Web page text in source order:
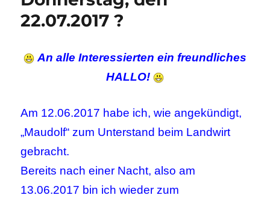
22.07.2017 ?
An alle Interessierten ein freundliches
HALLO!
Am 12.06.2017 habe ich, wie angekündigt,
„Maudolf“ zum Unterstand beim Landwirt
gebracht.
Bereits nach einer Nacht, also am
13.06.2017 bin ich wieder zum